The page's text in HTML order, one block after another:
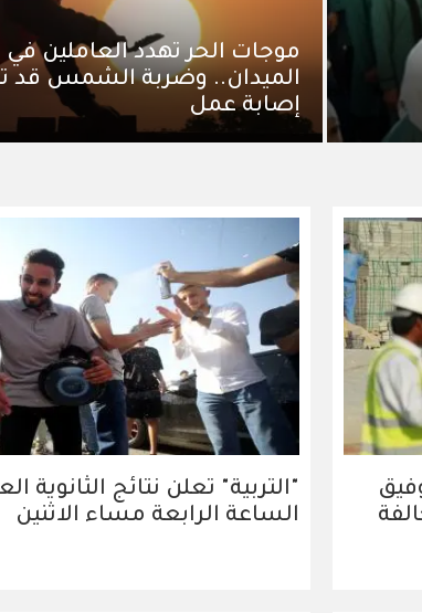
موجات الحر تهدد العاملين في
الميدان.. وضربة الشمس قد
إصابة عمل
"التربية" تعلن نتائج الثانوية
الساعة الرابعة مساء الاثنين